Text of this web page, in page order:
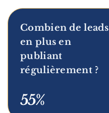
Combien de leads
en plus en
publiant
régulièrement ?
5
55%